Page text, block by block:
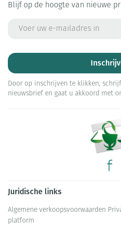
Blijf op de hoogte van nieuwe
Door op inschrijven te klikken,
nieuwsbrief en gaat u akkoord met
Juridische links
Algemene verkoopsvoorwaarden
platform